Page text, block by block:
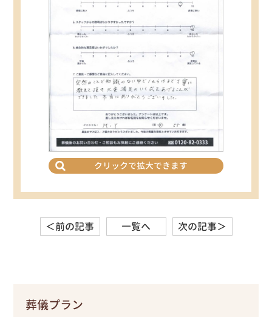
クリックで拡大できます
＜前の記事 一覧へ 次の記事＞
葬儀プラン